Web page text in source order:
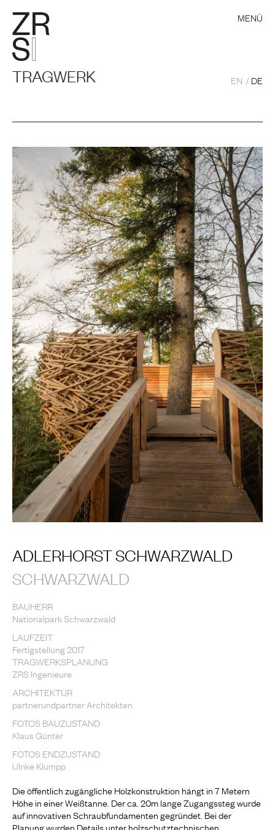
TRAGWERK
MENÜ
EN DE
ADLERHORST SCHWARZWALD
SCHWARZWALD
BAUHERR
Nationalpark Schwarzwald
LAUFZEIT
Fertigstellung 2017
TRAGWERKSPLANUNG
ZRS Ingenieure
ARCHITEKTUR
partnerundpartner Architekten
FOTOS BAUZUSTAND
Klaus Günter
FOTOS ENDZUSTAND
Ulrike Klumpp
Die öffentlich zugängliche Holzkonstruktion hängt in 7 Metern
Höhe in einer Weißtanne. Der ca. 20m lange Zugangssteg wurde
auf innovativen Schraubfundamenten gegründet. Bei der
Planung wurden Details unter holzschutztechnischen